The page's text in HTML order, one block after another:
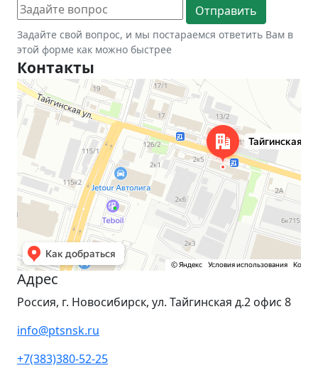
Задайте свой вопрос, и мы постараемся ответить Вам в
этой форме как можно быстрее
Контакты
Новосибирск
Тайгинская улица, 2 на карте Новосибирска — Яндекс Карты
Адрес
Россия, г. Новосибирск, ул. Тайгинская д.2 офис 8
info@ptsnsk.ru
+7(383)380-52-25